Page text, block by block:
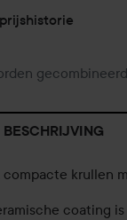
BESCHRIJVING
krullen
coating